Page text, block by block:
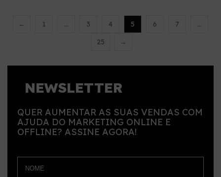
← 1 … 3 4 5 6 7
…
25
→
NEWSLETTER
QUER AUMENTAR AS SUAS VENDAS COM
AJUDA DO MARKETING ONLINE E
OFFLINE? ASSINE AGORA!